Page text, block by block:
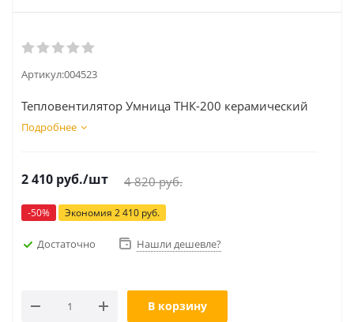
Артикул:004523
Тепловентилятор Умница ТНК-200 керамический
Подробнее
2 410 руб./шт 4 820руб.
-50% Экономия 2 410 руб.
Достаточно Нашли дешевле?
В корзину